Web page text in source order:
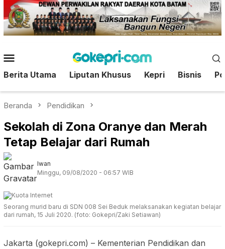
Loncat
ke
konten
Mobile
Berita Utama Liputan Khusus Kepri Bisnis
Beranda Pendidikan
Sekolah di Zona Oranye dan Merah
Tetap Belajar dari Rumah
Iwan
Minggu, 09/08/2020 - 06:57 WIB
Seorang murid baru di SDN 008 Sei Beduk melaksanakan kegiatan belajar
dari rumah, 15 Juli 2020. (foto: Gokepri/Zaki Setiawan)
Jakarta (gokepri.com) – Kementerian Pendidikan dan